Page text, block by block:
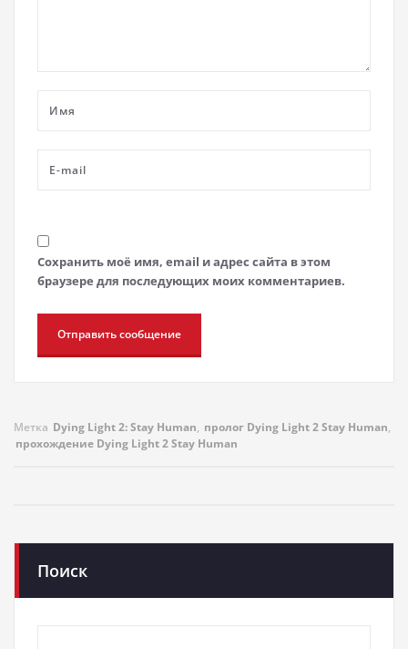
Сохранить моё имя, email и адрес сайта в этом
браузере для последующих моих комментариев.
Метка Dying Light 2: Stay Human, пролог Dying Light 2 Stay Human,
прохождение Dying Light 2 Stay Human
Поиск